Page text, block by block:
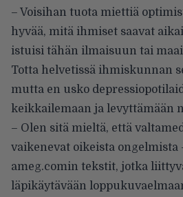
– Voisihan tuota miettiä
hyvää, mitä ihmiset saavat
istuisi tähän ilmaisuun tai
Totta helvetissä ihmiskunnan
mutta en usko
keikkailemaan ja levyttämään
– Olen sitä mieltä, että
vaikenevat oikeista ongelmista
ameg.comin tekstit, jotka
läpikäytävään